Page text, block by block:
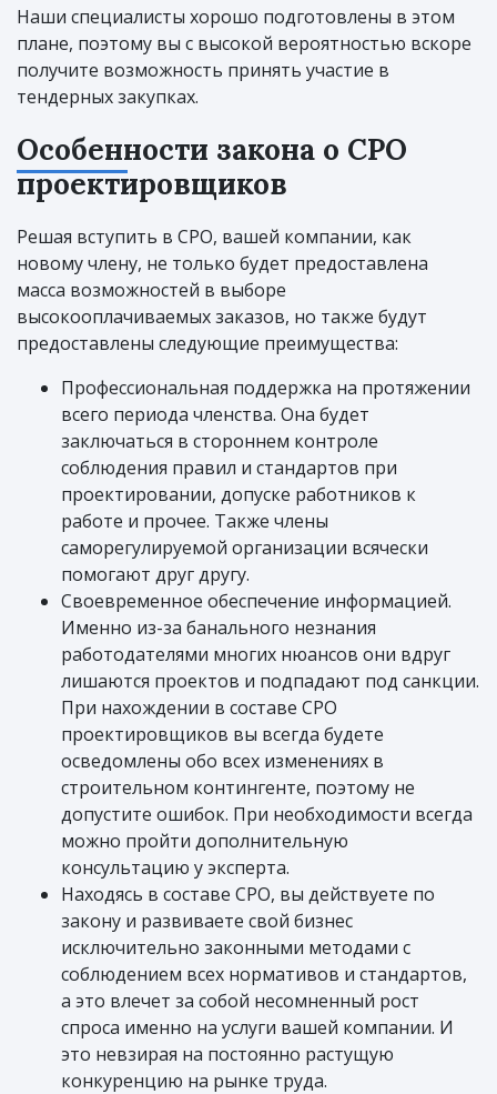
Наши специалисты хорошо подготовлены в этом
плане, поэтому вы с высокой вероятностью вскоре
получите возможность принять участие в
тендерных закупках.
Особенности закона о СРО
проектировщиков
Решая вступить в СРО, вашей компании, как
новому члену, не только будет предоставлена
масса возможностей в выборе
высокооплачиваемых заказов, но также будут
предоставлены следующие преимущества:
Профессиональная поддержка на протяжении
всего периода членства. Она будет
заключаться в стороннем контроле
соблюдения правил и стандартов при
проектировании, допуске работников к
работе и прочее. Также члены
саморегулируемой организации всячески
помогают друг другу.
Своевременное обеспечение информацией.
Именно из-за банального незнания
работодателями многих нюансов они вдруг
лишаются проектов и подпадают под санкции.
При нахождении в составе СРО
проектировщиков вы всегда будете
осведомлены обо всех изменениях в
строительном контингенте, поэтому не
допустите ошибок. При необходимости всегда
можно пройти дополнительную
консультацию у эксперта.
Находясь в составе СРО, вы действуете по
закону и развиваете свой бизнес
исключительно законными методами с
соблюдением всех нормативов и стандартов,
а это влечет за собой несомненный рост
спроса именно на услуги вашей компании. И
это невзирая на постоянно растущую
конкуренцию на рынке труда.